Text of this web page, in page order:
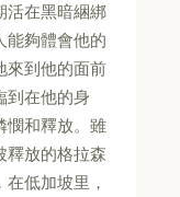
活在黑暗綑綁
能夠體會他的
來到他的面前
到在他的身
憫和釋放。雖
釋放的格拉森
低加坡里，